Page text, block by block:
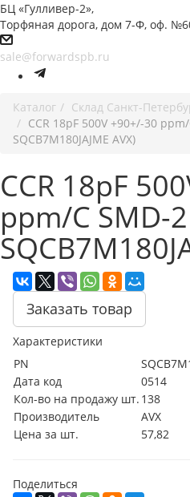
БЦ «Гулливер-2»,
Торфяная дорога, дом 7-Ф, оф.
sale@forwardspb.ru
Каталог
Cклад Санкт-
CCR 18pF 500V +90+/-30
SQCB7M180JAJME AVX)
CCR 18pF
ppm/C SMD-
Заказать товар
Характеристики
PN
Дата код
0514
Кол-во на продажу шт. 138
Производитель
AVX
Цена за шт.
57,82
Поделиться